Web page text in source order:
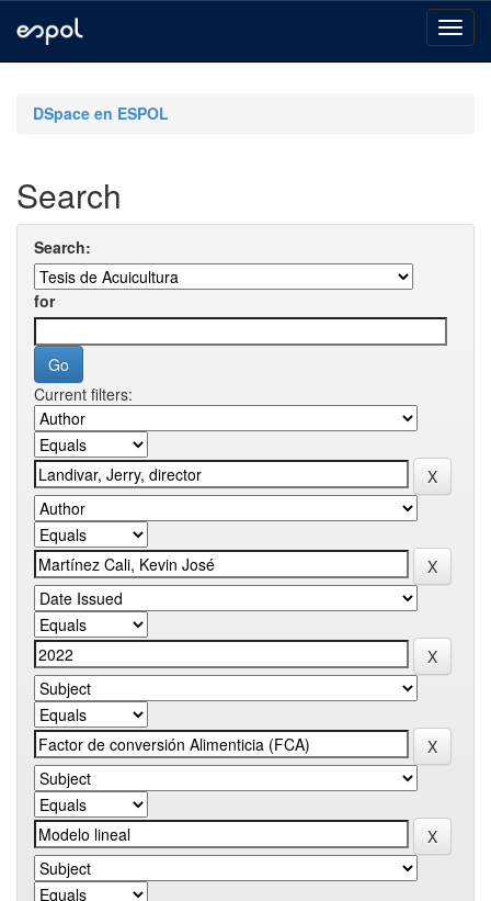
navigationDSpace en ESPOL
Search
Search:
for
Current filters: